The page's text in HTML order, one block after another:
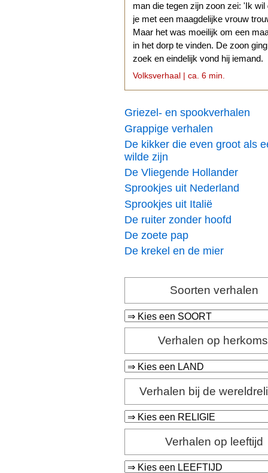
man die tegen zijn zoon zei: 'Ik wil
je met een maagdelijke vrouw
Maar het was moeilijk om een
in het dorp te vinden. De zoon
zoek en eindelijk vond hij iemand.
Volksverhaal | ca. 6 min.
Griezel- en spookverhalen
Grappige verhalen
De kikker die even groot als
wilde zijn
De Vliegende Hollander
Sprookjes uit Nederland
Sprookjes uit Italië
De ruiter zonder hoofd
De zoete pap
De krekel en de mier
Soorten verhalen
Verhalen op
Verhalen bij de
Verhalen op leeftijd